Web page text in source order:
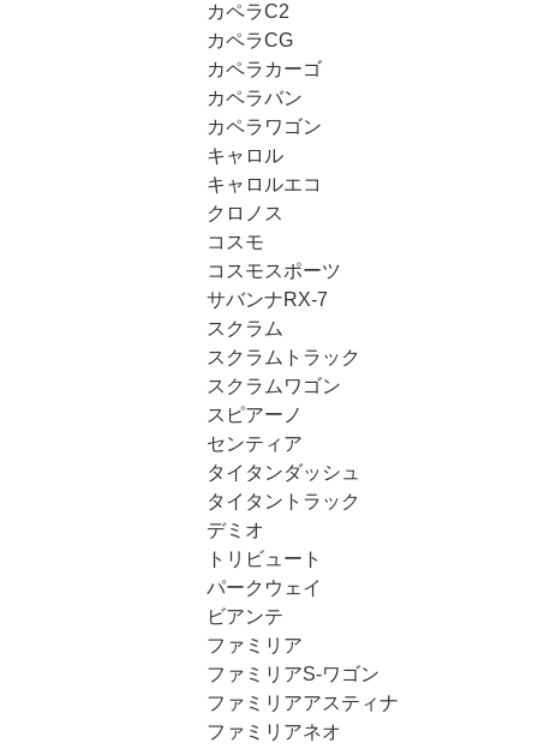
カペラC2
カペラCG
カペラカーゴ
カペラバン
カペラワゴン
キャロル
キャロルエコ
クロノス
コスモ
コスモスポーツ
サバンナRX-7
スクラム
スクラムトラック
スクラムワゴン
スピアーノ
センティア
タイタンダッシュ
タイタントラック
デミオ
トリビュート
パークウェイ
ビアンテ
ファミリア
ファミリアS-ワゴン
ファミリアアスティナ
ファミリアネオ